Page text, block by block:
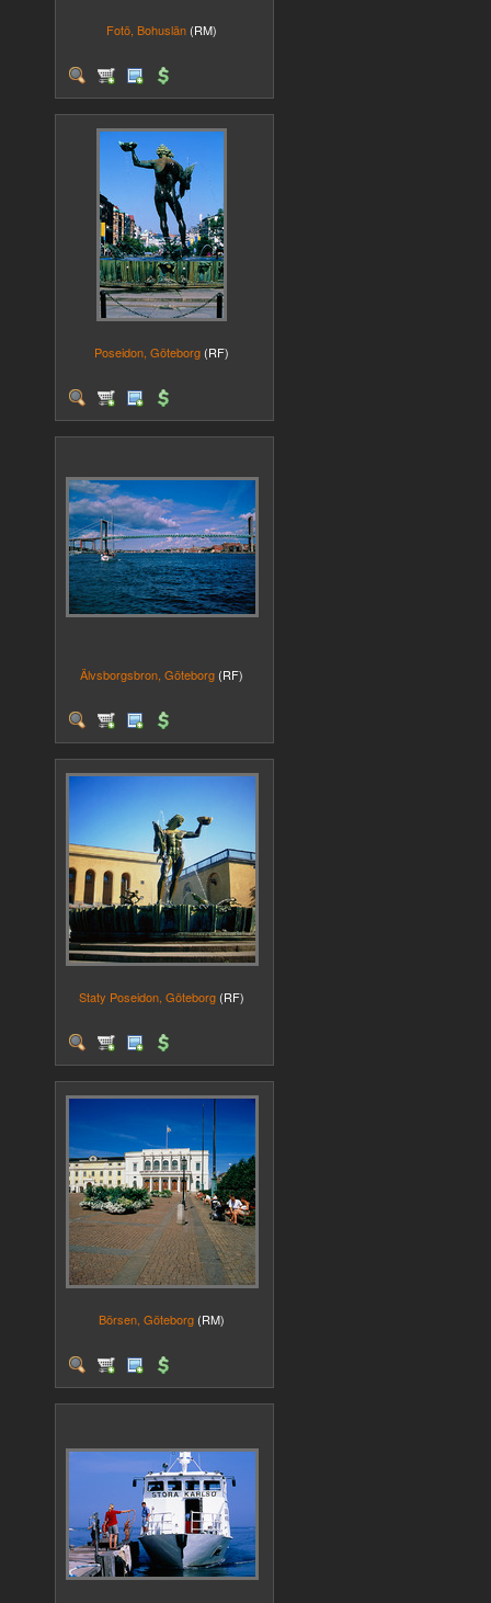
Fotö, Bohuslän (RM)
Poseidon, Göteborg (RF)
Älvsborgsbron, Göteborg (RF)
Staty Poseidon, Göteborg (RF)
Börsen, Göteborg (RM)